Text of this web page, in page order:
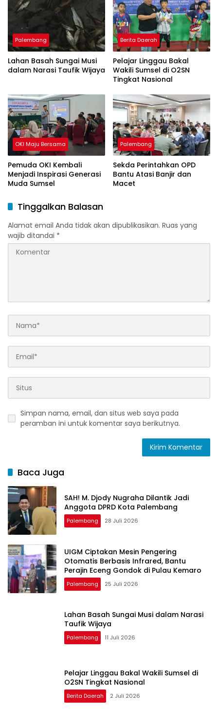
Palembang
Lahan Basah Sungai Musi
dalam Narasi Taufik Wijaya
Berita Daerah
Pelajar Linggau Bakal
Wakili Sumsel di O2SN
Tingkat Nasional
OKI Maju Bersama
Pemuda OKI Kembali
Menjadi Inspirasi Generasi
Muda Sumsel
Palembang
Sekda Perintahkan OPD
Bantu Atasi Banjir dan
Macet
Tinggalkan Balasan
Alamat email Anda tidak akan dipublikasikan. Ruas yang
wajib ditandai *
Simpan nama, email, dan situs web saya pada
peramban ini untuk komentar saya berikutnya.
Baca Juga
SAH! M. Djody Nugraha Dilantik Jadi
Anggota DPRD Kota Palembang
Palembang 28 Juli 2026
UIGM Ciptakan Mesin Pengering
Otomatis Berbasis Infrared, Bantu
Perajin Eceng Gondok di Pulau Kemaro
Palembang 25 Juli 2026
Lahan Basah Sungai Musi dalam Narasi
Taufik Wijaya
Palembang 11 Juli 2026
Pelajar Linggau Bakal Wakili Sumsel di
O2SN Tingkat Nasional
Berita Daerah 2 Juli 2026